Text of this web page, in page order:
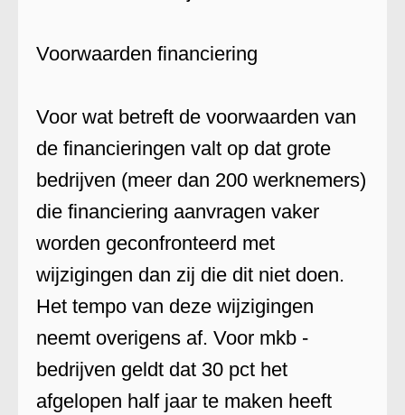
Voorwaarden financiering
Voor wat betreft de voorwaarden van
de financieringen valt op dat grote
bedrijven (meer dan 200 werknemers)
die financiering aanvragen vaker
worden geconfronteerd met
wijzigingen dan zij die dit niet doen.
Het tempo van deze wijzigingen
neemt overigens af. Voor mkb -
bedrijven geldt dat 30 pct het
afgelopen half jaar te maken heeft